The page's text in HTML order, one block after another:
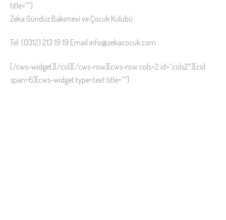
title=””]
Zeka Gündüz Bakımevi ve Çocuk Kulübü
Tel: (0312) 213 19 19 Email:info@zekacocuk.com
[/cws-widget][/col][/cws-row][cws-row cols=2 id=”cols2″][col
span=6][cws-widget type=text title=””]